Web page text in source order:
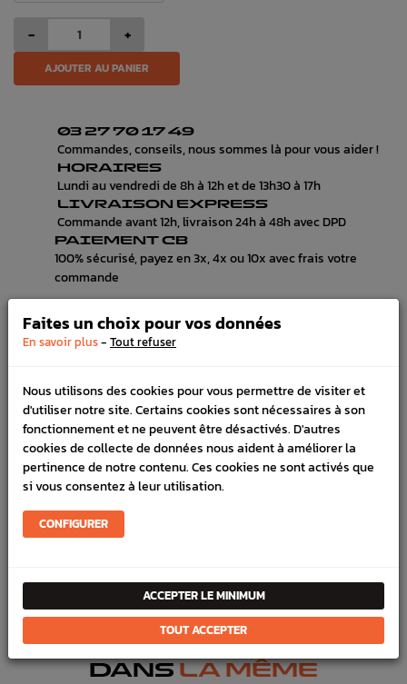
- +
AJOUTER AU PANIER
03 27 70 17 49
Commandes, conseils, nous sommes là pour vous aider !
HORAIRES
Lundi au vendredi de 8h à 12h et de 13h30 à 17h
LIVRAISON EXPRESS
Commande avant 12h, livraison 24h à 48h avec DPD
PAIEMENT CB
100% sécurisé, payez en 3x, 4x ou 10x avec frais votre
commande
DÉTAILS DU PRODUIT
LIVRAISON
VÉHICULES COMPATIBLE
SCHÉMA CONSTRUCTEUR
Marque :SUBARU
Référence :4961
Chassis
Silent bloc, rotules , tirants, triangles
DANSLA MÊME
Faites un choix pour vos données
En savoir plus- Tout refuser
Nous utilisons des cookies pour vous permettre de visiter et
d'utiliser notre site. Certains cookies sont nécessaires à son
fonctionnement et ne peuvent être désactivés. D'autres
cookies de collecte de données nous aident à améliorer la
pertinence de notre contenu. Ces cookies ne sont activés que
si vous consentez à leur utilisation.
CONFIGURER
ACCEPTER LE MINIMUM
TOUT ACCEPTER